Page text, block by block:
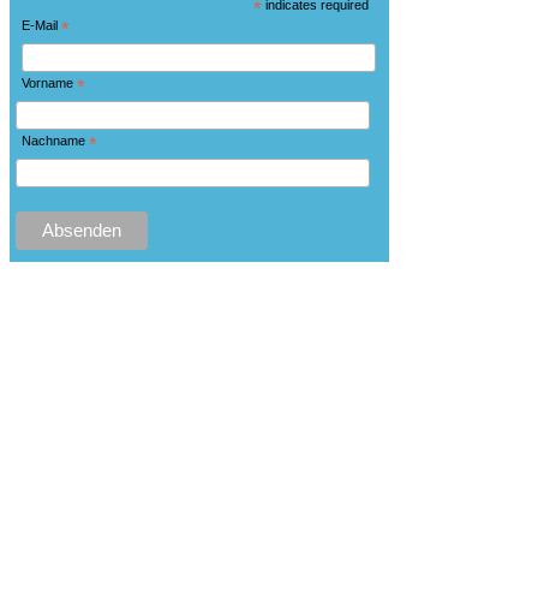
*indicates required
E-Mail *
Vorname *
Nachname *